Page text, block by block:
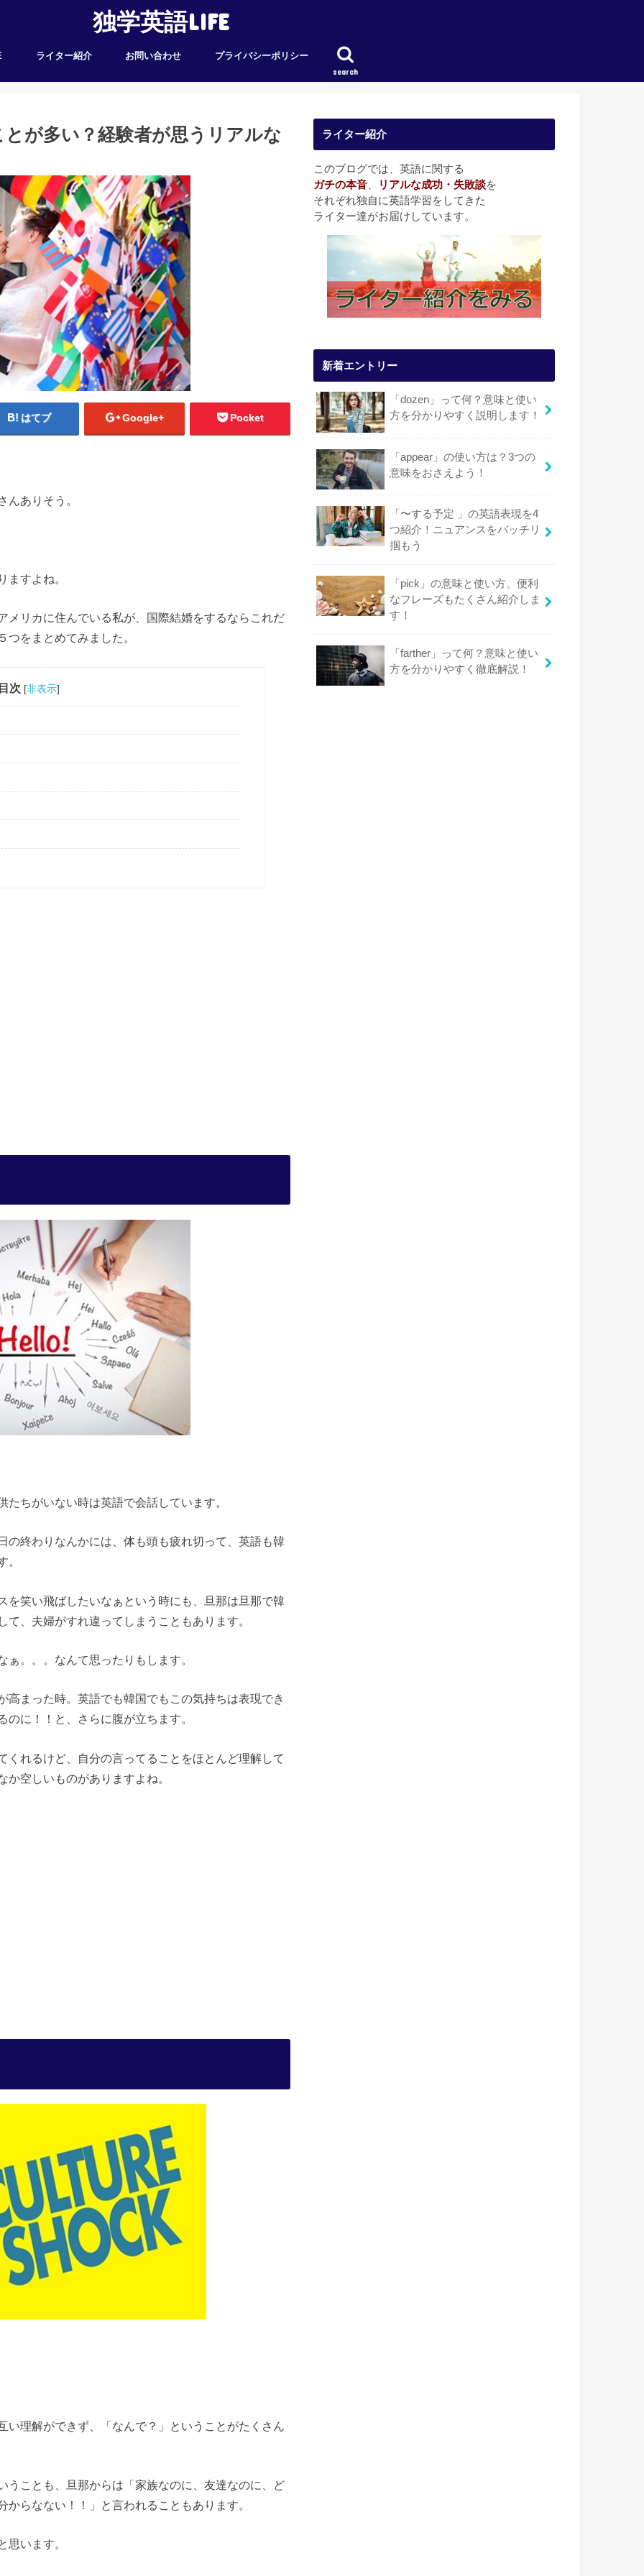
独学英語LIFE
search
ライター紹介 お問い合わせ プライバシーポリシー
が多い？経験者が思うリアルな
はてブ Google+ Pocket
んありそう。
ますよね。
メリカに住んでいる私が、国際結婚をするならこれだ
をまとめてみました。
次 [非表示]
ちがいない時は英語で会話しています。
の終わりなんかには、体も頭も疲れ切って、英語も韓
。
を笑い飛ばしたいなぁという時にも、旦那は旦那で韓
、夫婦がすれ違ってしまうこともあります。
。。。なんて思ったりもします。
まった時。英語でも韓国でもこの気持ちは表現でき
に！！と、さらに腹が立ちます。
くれるけど、自分の言ってることをほとんど理解して
空しいものがありますよね。
理解ができず、「なんで？」ということがたくさん
うことも、旦那からは「家族なのに、友達なのに、ど
らなない！！」と言われることもあります。
思います。
ライター紹介
このブログでは、英語に関する
ガチの本音
リアルな成功・失敗談を
それぞれ独自に英語学習をしてきた
ライター達がお届けしています。
新着エントリー
「dozen」って何？意味と使い
方を分かりやすく説明します！
「appear」の使い方は？3つの
意味をおさえよう！
「〜する予定 」の英語表現を4
つ紹介！ニュアンスをバッチリ
掴もう
「pick」の意味と使い方。便利
なフレーズもたくさん紹介しま
す！
「farther」って何？意味と使い
方を分かりやすく徹底解説！